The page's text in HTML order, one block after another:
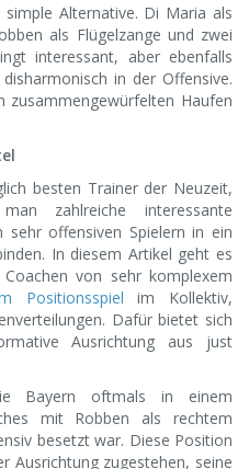
Alternative. Di Maria als
als Flügelzange und zwei
interessant, aber ebenfalls
in der Offensive.
Haufen
besten Trainer der Neuzeit,
zahlreiche interessante
sehr offensiven Spielern in ein
In diesem Artikel geht es
von sehr komplexem
Positionsspiel im Kollektiv,
Dafür bietet sich
Ausrichtung aus just
Bayern oftmals in einem
mit Robben als rechtem
besetzt war. Diese Position
Ausrichtung zugestehen, seine